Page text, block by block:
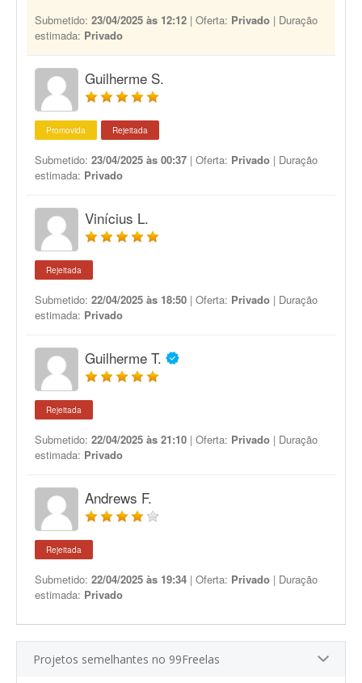
Submetido: 23/04/2025 às 12:12 | Oferta: Privado | Duração
estimada: Privado
Guilherme S.
Promovida Rejeitada
Submetido: 23/04/2025 às 00:37 | Oferta: Privado | Duração
estimada: Privado
Vinícius L.
Rejeitada
Submetido: 22/04/2025 às 18:50 | Oferta: Privado | Duração
estimada: Privado
Guilherme T.
Rejeitada
Submetido: 22/04/2025 às 21:10 | Oferta: Privado | Duração
estimada: Privado
Andrews F.
Rejeitada
Submetido: 22/04/2025 às 19:34 | Oferta: Privado | Duração
estimada: Privado
Projetos semelhantes no 99Freelas